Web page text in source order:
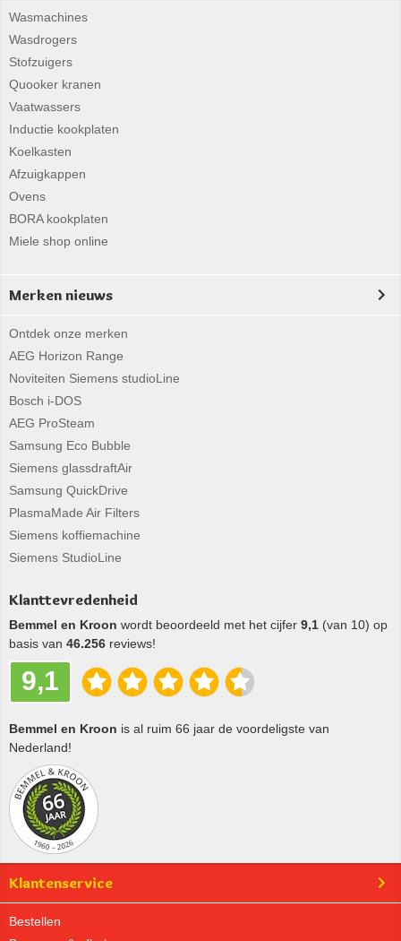
Wasmachines
Wasdrogers
Stofzuigers
Quooker kranen
Vaatwassers
Inductie kookplaten
Koelkasten
Afzuigkappen
Ovens
BORA kookplaten
Miele shop online
Merken nieuws
Ontdek onze merken
AEG Horizon Range
Noviteiten Siemens studioLine
Bosch i-DOS
AEG ProSteam
Samsung Eco Bubble
Siemens glassdraftAir
Samsung QuickDrive
PlasmaMade Air Filters
Siemens koffiemachine
Siemens StudioLine
Klanttevredenheid
Bemmel en Kroon wordt beoordeeld met het cijfer 9,1 (van 10) op
basis van 46.256 reviews!
9,1
Bemmel en Kroon is al ruim 66 jaar de voordeligste van
Nederland!
Klantenservice
Bestellen